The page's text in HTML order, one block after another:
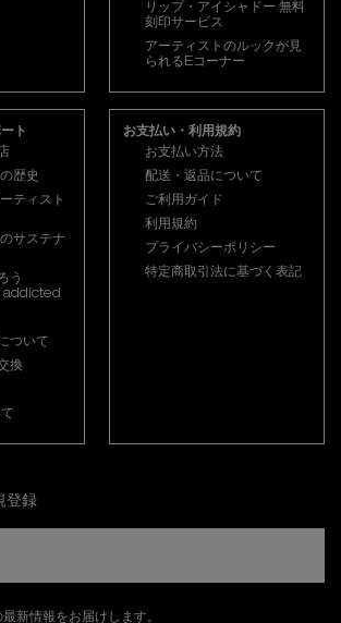
リップ・アイシャドー 無料
刻印サービス
アーティストのルックが見
られるEコーナー
ト
歴史
ティスト
サステナ
う
ついて
換
お支払い・利用規約
お支払い方法
配送・返品について
ご利用ガイド
利用規約
プライバシーポリシー
特定商取引法に基づく表記
登録
新情報をお届けします。